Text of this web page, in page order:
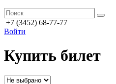
+7 (3452) 68-77-77
Войти
Купить билет